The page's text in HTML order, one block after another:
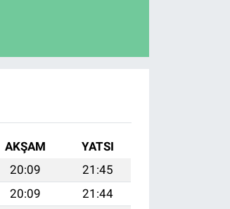
AKŞAM
YATSI
20:09
21:45
20:09
21:44